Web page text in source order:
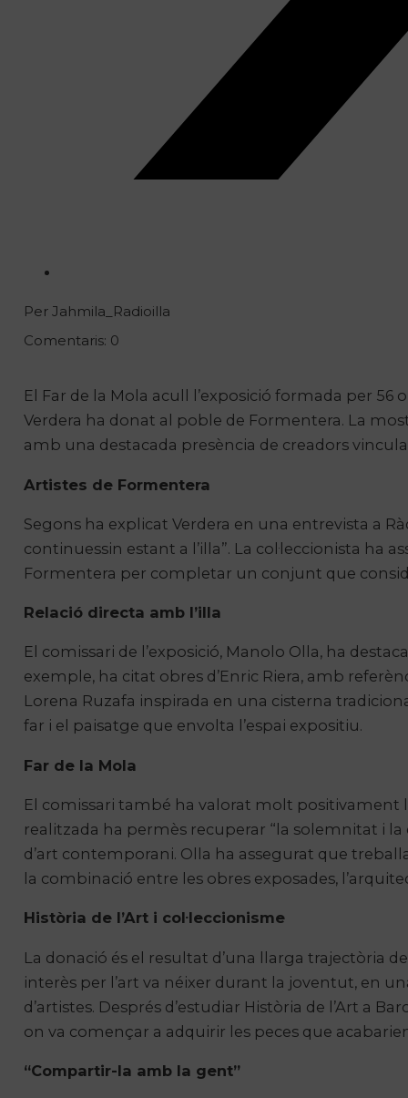
Per Jahmila_Radioilla
Comentaris: 0
El Far de la Mola acull l’exposició formada per 56
Verdera ha donat al poble de Formentera. La
amb una destacada presència de creadors
Artistes de Formentera
Segons ha explicat Verdera en una entrevista a
continuessin estant a l’illa”. La col·leccionista ha
Formentera per completar un conjunt que
Relació directa amb l’illa
El comissari de l’exposició, Manolo Olla, ha
exemple, ha citat obres d’Enric Riera, amb
Lorena Ruzafa inspirada en una cisterna
far i el paisatge que envolta l’espai expositiu.
Far de la Mola
El comissari també ha valorat molt positivament
realitzada ha permès recuperar “la solemnitat i
d’art contemporani. Olla ha assegurat que
la combinació entre les obres exposades,
Història de l’Art i col·leccionisme
La donació és el resultat d’una llarga trajectòria
interès per l’art va néixer durant la joventut, en
d’artistes. Després d’estudiar Història de l’Art a
on va començar a adquirir les peces que
“Compartir-la amb la gent”